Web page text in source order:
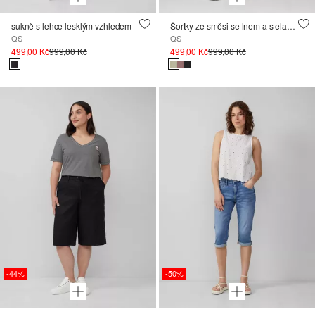
sukně s lehce lesklým vzhledem
QS
499,00 Kč999,00 Kč
Šortky ze směsi se lnem a s elastickým pasem
QS
499,00 Kč999,00 Kč
-44% -50%